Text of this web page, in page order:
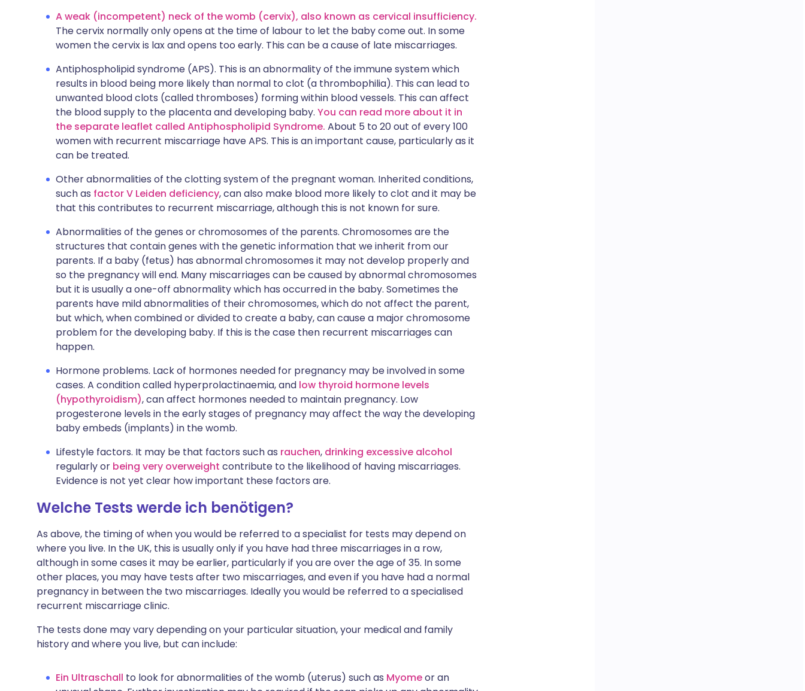
A weak (incompetent) neck of the womb (cervix), also known as cervical insufficiency.
The cervix normally only opens at the time of labour to let the baby come out. In some
women the cervix is lax and opens too early. This can be a cause of late miscarriages.
Antiphospholipid syndrome (APS). This is an abnormality of the immune system which
results in blood being more likely than normal to clot (a thrombophilia). This can lead to
unwanted blood clots (called thromboses) forming within blood vessels. This can affect
the blood supply to the placenta and developing baby. You can read more about it in
the separate leaflet called Antiphospholipid Syndrome. About 5 to 20 out of every 100
women with recurrent miscarriage have APS. This is an important cause, particularly as it
can be treated.
Other abnormalities of the clotting system of the pregnant woman. Inherited conditions,
such as factor V Leiden deficiency, can also make blood more likely to clot and it may be
that this contributes to recurrent miscarriage, although this is not known for sure.
Abnormalities of the genes or chromosomes of the parents. Chromosomes are the
structures that contain genes with the genetic information that we inherit from our
parents. If a baby (fetus) has abnormal chromosomes it may not develop properly and
so the pregnancy will end. Many miscarriages can be caused by abnormal chromosomes
but it is usually a one-off abnormality which has occurred in the baby. Sometimes the
parents have mild abnormalities of their chromosomes, which do not affect the parent,
but which, when combined or divided to create a baby, can cause a major chromosome
problem for the developing baby. If this is the case then recurrent miscarriages can
happen.
Hormone problems. Lack of hormones needed for pregnancy may be involved in some
cases. A condition called hyperprolactinaemia, and low thyroid hormone levels
(hypothyroidism), can affect hormones needed to maintain pregnancy. Low
progesterone levels in the early stages of pregnancy may affect the way the developing
baby embeds (implants) in the womb.
Lifestyle factors. It may be that factors such as rauchen, drinking excessive alcohol
regularly or being very overweight contribute to the likelihood of having miscarriages.
Evidence is not yet clear how important these factors are.
Welche Tests werde ich benötigen?
As above, the timing of when you would be referred to a specialist for tests may depend on
where you live. In the UK, this is usually only if you have had three miscarriages in a row,
although in some cases it may be earlier, particularly if you are over the age of 35. In some
other places, you may have tests after two miscarriages, and even if you have had a normal
pregnancy in between the two miscarriages. Ideally you would be referred to a specialised
recurrent miscarriage clinic.
The tests done may vary depending on your particular situation, your medical and family
history and where you live, but can include:
Ein Ultraschall to look for abnormalities of the womb (uterus) such as Myomeor an